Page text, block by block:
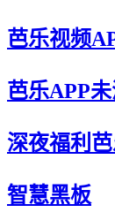
芭乐视频
芭乐APP
深夜福利
智慧黑板